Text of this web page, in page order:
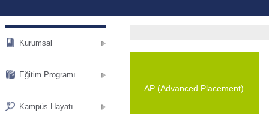
Kurumsal
Eğitim Programı
Kampüs Hayatı
AP (Advanced Placement)